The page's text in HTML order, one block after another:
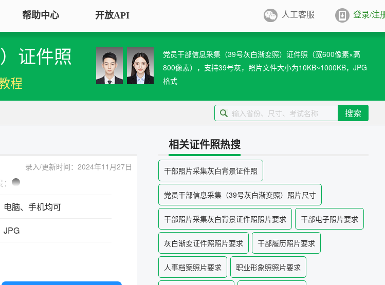
务
全程报名
证件照采集系统
全国中小学生学籍照片采集系统
银行社保卡照片采集系统
退役军人优待证照片采集系统
中小学证件照采集系统
高校证件照采集系统
制卡印刷&照片采集一体化平台
（DPI/PPI）
算
单位，如毫米、
白灰
证件照排版
将单张证件照排版至5寸/6寸相纸，
用于打印
常用文档纸张尺寸
A3/A4/B5/营业执照/身份证/毕业证
帮助中心 开放API 人工客服 登录/注
证件照
程
党员干部信息采集（39号灰白渐变照）证件照（宽600像素×高
800像素），支持39号灰，照片文件大小为10KB~1000KB，JPG
格式
搜索
录入/更新时间：2024年11月27日
电脑、手机均可
JPG
相关证件照热搜
干部照片采集灰白背景证件照
党员干部信息采集（39号灰白渐变照）照片尺寸
干部照片采集灰白背景证件照照片要求 干部电子照片要求
灰白渐变证件照照片要求 干部履历照片要求
人事档案照片要求 职业形象照照片要求